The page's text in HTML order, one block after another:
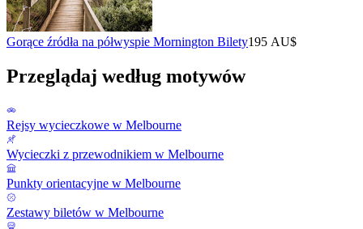
Gorące źródła na półwyspie Mornington Bilety195 AU$
Przeglądaj według motywów
Rejsy wycieczkowe w Melbourne
Wycieczki z przewodnikiem w Melbourne
Punkty orientacyjne w Melbourne
Zestawy biletów w Melbourne